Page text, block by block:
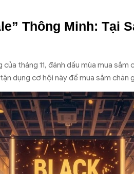
Thông Minh: Tại
tháng 11, đánh dấu mùa mua
dụng cơ hội này để mua sắm chăn